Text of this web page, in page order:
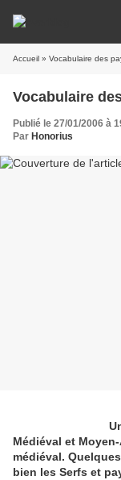
Accueil » Vocabulaire des
Vocabulaire
Publié le 27/01/2006 à
Par Honorius
Une suite
Médiéval et
médiéval.
bien les Serfs et